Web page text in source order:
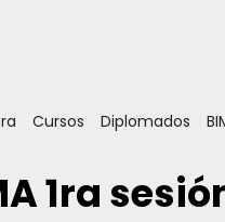
Cursos Diplomados
1ra